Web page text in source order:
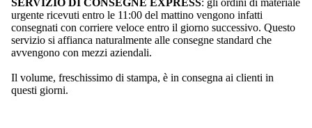
urgente ricevuti entro le 11:00 del mattino vengono infatti
consegnati con corriere veloce entro il giorno successivo. Questo
servizio si affianca naturalmente alle consegne standard che
avvengono con mezzi aziendali.
Il volume, freschissimo di stampa, è in consegna ai clienti in
questi giorni.